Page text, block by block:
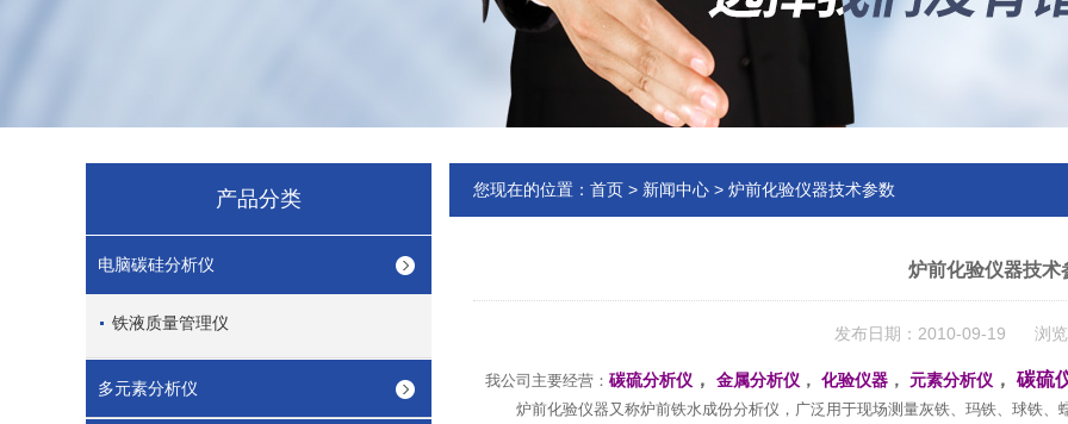
产品分类
电脑碳硅分析仪
铁液质量管理仪
多元素分析仪
您现在的位置： 首页 > 新闻中心 > 炉前化验仪器技术参数
炉前化验仪器技术
发布日期：2010-09-19 浏览
我公司主要经营： 碳硫分析仪 ， 金属分析仪 ， 化验仪器 ， 元素分析仪 ， 碳硫
炉前化验仪器又称炉前铁水成份分析仪，广泛用于现场测量灰铁、玛铁、球铁、